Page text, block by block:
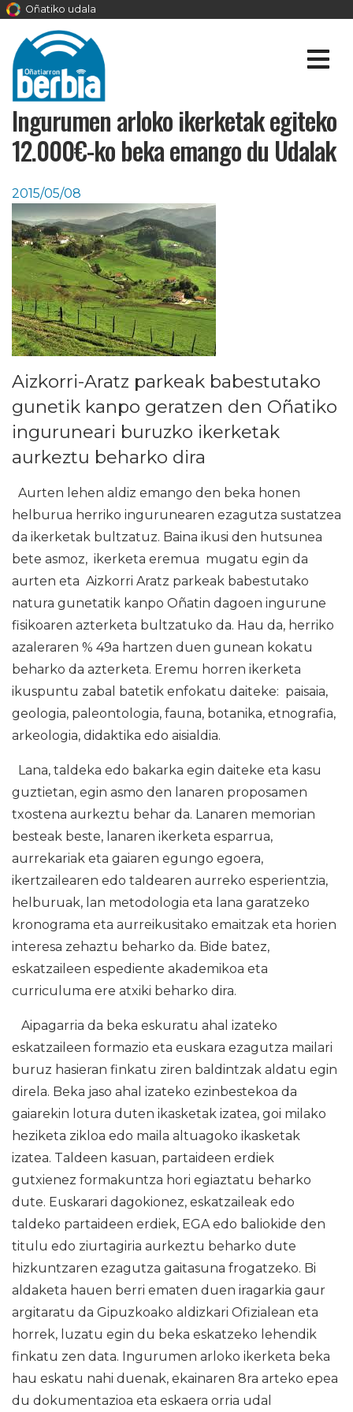
Oñatiko udala
Ingurumen arloko ikerketak egiteko
12.000€-ko beka emango du Udalak
2015/05/08
Aizkorri-Aratz parkeak babestutako
gunetik kanpo geratzen den Oñatiko
inguruneari buruzko ikerketak
aurkeztu beharko dira
Aurten lehen aldiz emango den beka honen
helburua herriko ingurunearen ezagutza sustatzea
da ikerketak bultzatuz. Baina ikusi den hutsunea
bete asmoz, ikerketa eremua mugatu egin da
aurten eta Aizkorri Aratz parkeak babestutako
natura gunetatik kanpo Oñatin dagoen ingurune
fisikoaren azterketa bultzatuko da. Hau da, herriko
azaleraren % 49a hartzen duen gunean kokatu
beharko da azterketa. Eremu horren ikerketa
ikuspuntu zabal batetik enfokatu daiteke: paisaia,
geologia, paleontologia, fauna, botanika, etnografia,
arkeologia, didaktika edo aisialdia.
Lana, taldeka edo bakarka egin daiteke eta kasu
guztietan, egin asmo den lanaren proposamen
txostena aurkeztu behar da. Lanaren memorian
besteak beste, lanaren ikerketa esparrua,
aurrekariak eta gaiaren egungo egoera,
ikertzailearen edo taldearen aurreko esperientzia,
helburuak, lan metodologia eta lana garatzeko
kronograma eta aurreikusitako emaitzak eta horien
interesa zehaztu beharko da. Bide batez,
eskatzaileen espediente akademikoa eta
curriculuma ere atxiki beharko dira.
Aipagarria da beka eskuratu ahal izateko
eskatzaileen formazio eta euskara ezagutza mailari
buruz hasieran finkatu ziren baldintzak aldatu egin
direla. Beka jaso ahal izateko ezinbestekoa da
gaiarekin lotura duten ikasketak izatea, goi milako
heziketa zikloa edo maila altuagoko ikasketak
izatea. Taldeen kasuan, partaideen erdiek
gutxienez formakuntza hori egiaztatu beharko
dute. Euskarari dagokionez, eskatzaileak edo
taldeko partaideen erdiek, EGA edo baliokide den
titulu edo ziurtagiria aurkeztu beharko dute
hizkuntzaren ezagutza gaitasuna frogatzeko. Bi
aldaketa hauen berri ematen duen iragarkia gaur
argitaratu da Gipuzkoako aldizkari Ofizialean eta
horrek, luzatu egin du beka eskatzeko lehendik
finkatu zen data. Ingurumen arloko ikerketa beka
hau eskatu nahi duenak, ekainaren 8ra arteko epea
du dokumentazioa eta eskaera orria udal